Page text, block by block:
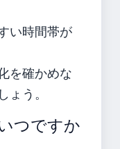
い時間帯が
を確かめな
う。
つですか